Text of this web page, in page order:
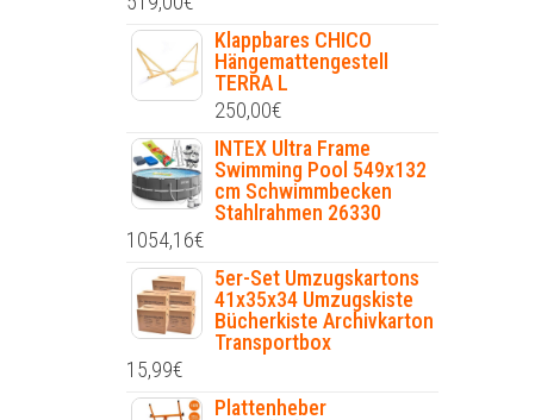
Klappbares CHICO
Hängemattengestell
TERRA L
250,00€
INTEX Ultra Frame
Swimming Pool 549x132
cm Schwimmbecken
Stahlrahmen 26330
1054,16€
5er-Set Umzugskartons
41x35x34 Umzugskiste
Bücherkiste Archivkarton
Transportbox
15,99€
Plattenheber